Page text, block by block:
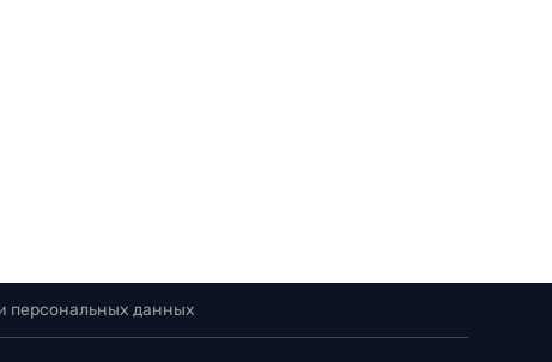
персональных данных